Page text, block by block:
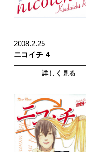
2008.2.25
ニコイチ 4
詳しく見る